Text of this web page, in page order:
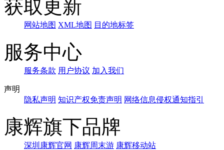
获取更新
网站地图 XML地图 目的地标签
服务中心
服务条款 用户协议 加入我们
声明
隐私声明 知识产权免责声明 网络信息侵权通知指引
康辉旗下品牌
深圳康辉官网 康辉周末游 康辉移动站